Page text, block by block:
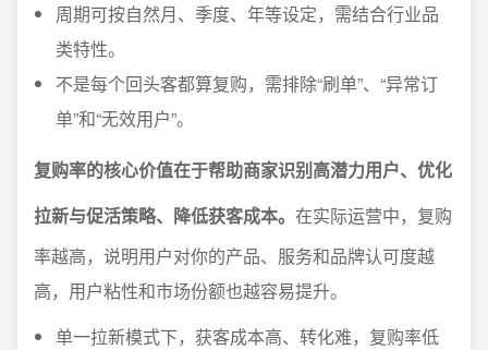
周期可按自然月、季度、年等设定，需结合行业品
类特性。
不是每个回头客都算复购，需排除“刷单”、“异常订
单”和“无效用户”。
复购率的核心价值在于帮助商家识别高潜力用户、优化
拉新与促活策略、降低获客成本。 在实际运营中，复购
率越高，说明用户对你的产品、服务和品牌认可度越
高，用户粘性和市场份额也越容易提升。
单一拉新模式下，获客成本高、转化难，复购率低